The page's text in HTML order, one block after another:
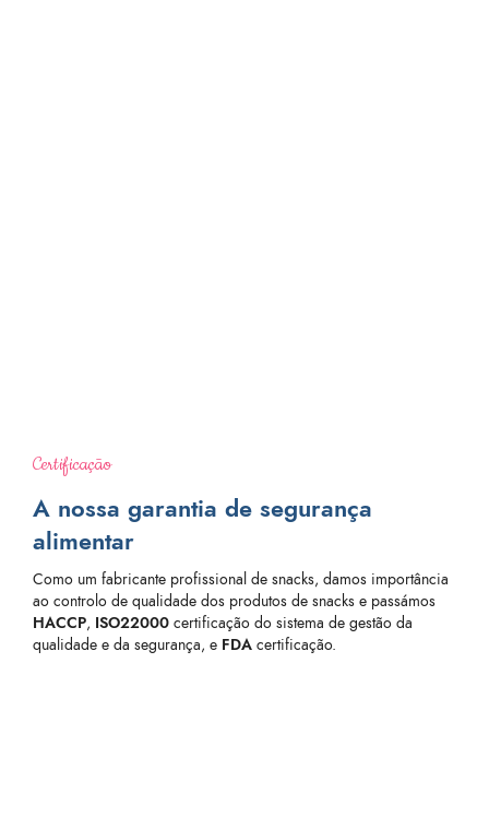
Certificação
A nossa garantia de segurança
alimentar
Como um fabricante profissional de snacks, damos importância
ao controlo de qualidade dos produtos de snacks e passámos
HACCP, ISO22000 certificação do sistema de gestão da
qualidade e da segurança, e FDA certificação.